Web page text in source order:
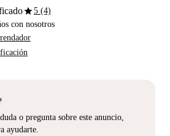
star5 (4)
con nosotros
o pregunta sobre este anuncio,
ayudarte.